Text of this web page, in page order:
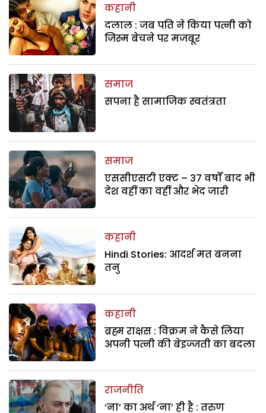
कहानी
दलाल : जब पति ने किया पत्नी को
जिस्म बेचने पर मजबूर
समाज
सपना है सामाजिक स्वतंत्रता
समाज
एससीएसटी एक्ट – 37 वर्षों बाद भी
देश वहीं का वहीं और भेद जारी
कहानी
Hindi Stories: आदर्श मत बनना
तनु
कहानी
ब्रह्म राक्षस : विक्रम ने कैसे लिया
अपनी पत्नी की बेइज्जती का बदला
राजनीति
‘ना’ का अर्थ ‘ना’ ही है : तरुण